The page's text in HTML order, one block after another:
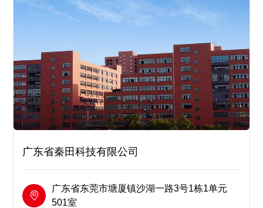
广东省秦田科技有限公司
广东省东莞市塘厦镇沙湖一路3号1栋1单元
501室